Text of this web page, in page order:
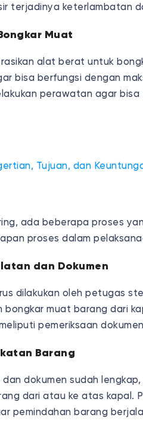
terjadinya keterlambatan
Muat
alat berat untuk
bisa berfungsi dengan
perawatan agar bisa
Tujuan, dan
ada beberapa proses
proses dalam
dan Dokumen
dilakukan oleh petugas
bongkar muat barang dari
pemeriksaan
Barang
dokumen sudah
dari atau ke atas kapal.
pemindahan barang